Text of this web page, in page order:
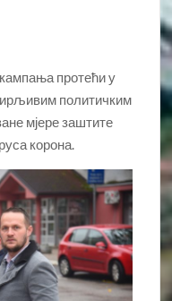
протећи у
политичким
мјере заштите
корона.